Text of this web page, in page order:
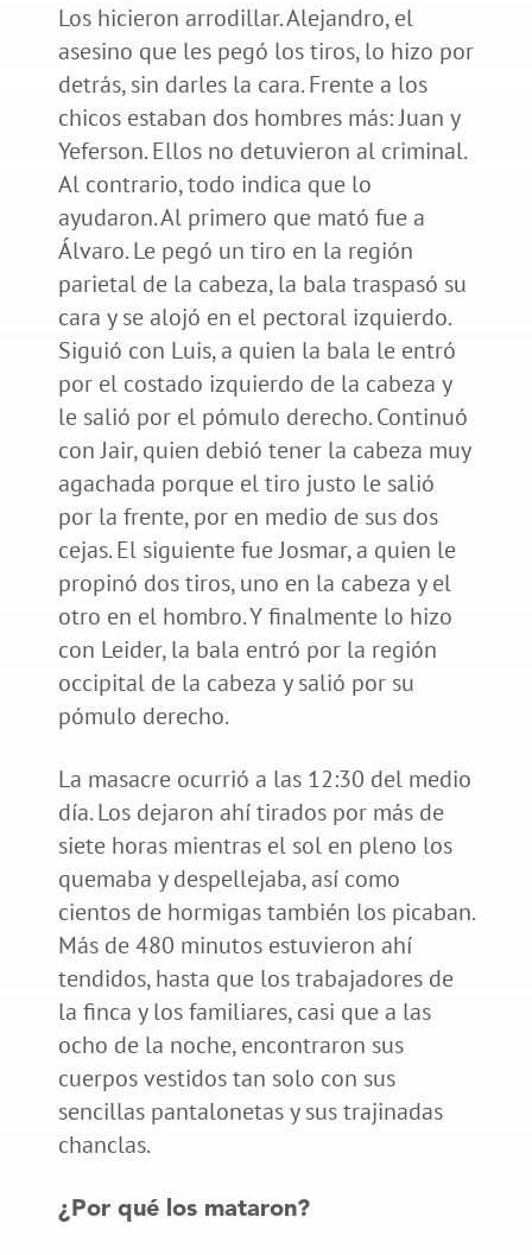
Los hicieron arrodillar. Alejandro, el
asesino que les pegó los tiros, lo hizo por
detrás, sin darles la cara. Frente a los
chicos estaban dos hombres más: Juan y
Yeferson. Ellos no detuvieron al criminal.
Al contrario, todo indica que lo
ayudaron. Al primero que mató fue a
Álvaro. Le pegó un tiro en la región
parietal de la cabeza, la bala traspasó su
cara y se alojó en el pectoral izquierdo.
Siguió con Luis, a quien la bala le entró
por el costado izquierdo de la cabeza y
le salió por el pómulo derecho. Continuó
con Jair, quien debió tener la cabeza muy
agachada porque el tiro justo le salió
por la frente, por en medio de sus dos
cejas. El siguiente fue Josmar, a quien le
propinó dos tiros, uno en la cabeza y el
otro en el hombro. Y finalmente lo hizo
con Leider, la bala entró por la región
occipital de la cabeza y salió por su
pómulo derecho.
La masacre ocurrió a las 12:30 del medio
día. Los dejaron ahí tirados por más de
siete horas mientras el sol en pleno los
quemaba y despellejaba, así como
cientos de hormigas también los picaban.
Más de 480 minutos estuvieron ahí
tendidos, hasta que los trabajadores de
la finca y los familiares, casi que a las
ocho de la noche, encontraron sus
cuerpos vestidos tan solo con sus
sencillas pantalonetas y sus trajinadas
chanclas.
¿Por qué los mataron?